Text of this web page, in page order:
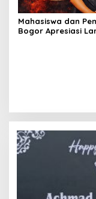
Mahasiswa dan
Bogor Apresiasi